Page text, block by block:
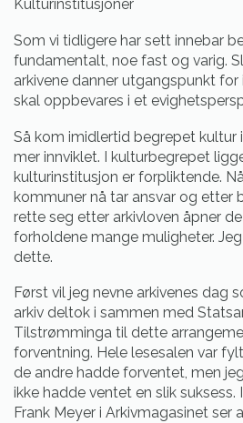
Kulturinstitusjoner
Som vi tidligere har sett innebar
fundamentalt, noe fast og varig.
arkivene danner utgangspunkt for
skal oppbevares i et
Så kom imidlertid begrepet kultur
mer innviklet. I kulturbegrepet
kulturinstitusjon er forpliktende.
kommuner nå tar ansvar og etter
rette seg etter arkivloven åpner
forholdene mange muligheter.
dette.
Først vil jeg nevne arkivenes dag
arkiv deltok i sammen med
Tilstrømminga til dette
forventning. Hele lesesalen var
de andre hadde forventet, men
ikke hadde ventet en slik suksess.
Frank Meyer i Arkivmagasinet ser